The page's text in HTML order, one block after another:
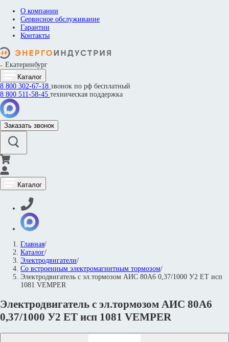
О компании
Сервисное обслуживание
Гарантии
Контакты
Екатеринбург
Каталог
8 800 302-67-18 звонок по рф бесплатный
8 800 511-58-45 техническая поддержка
Заказать звонок
Каталог
Главная/
Каталог/
Электродвигатели/
Со встроенным электромагнитным тормозом/
Электродвигатель с эл.тормозом АИС 80А6 0,37/1000 У2 ET исп
1081 VEMPER
Электродвигатель с эл.тормозом АИС 80А6
0,37/1000 У2 ET исп 1081 VEMPER